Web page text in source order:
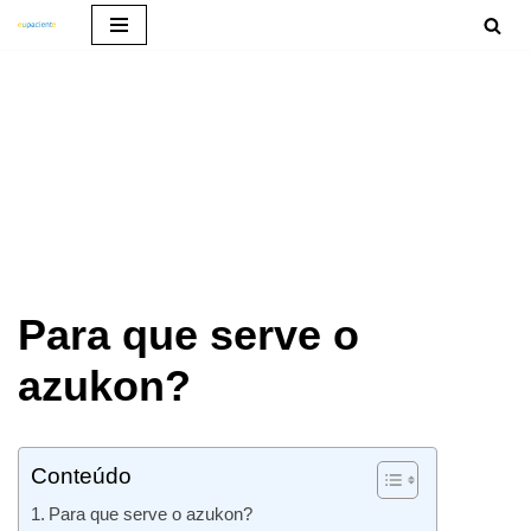
Para que serve o
azukon?
Conteúdo
Para que serve o azukon?